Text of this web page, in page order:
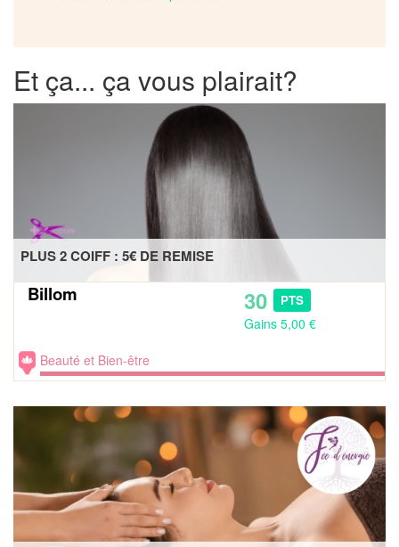
Et ça... ça vous plairait?
PLUS 2 COIFF : 5€ DE REMISE
Billom 30 PTS
Gains 5,00 €
Beauté et Bien-être